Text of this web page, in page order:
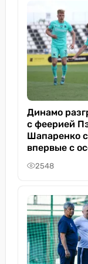
Динамо
с феерией
Шапаренко
впервые с
2548